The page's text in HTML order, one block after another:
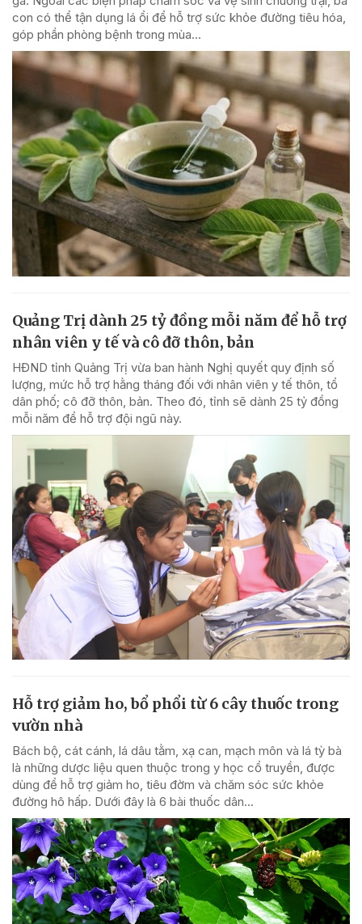
con có thể tận dụng lá ổi để hỗ trợ sức khỏe đường tiêu hóa,
góp phần phòng bệnh trong mùa...
Quảng Trị dành 25 tỷ đồng mỗi năm để hỗ trợ
nhân viên y tế và cô đỡ thôn, bản
HĐND tỉnh Quảng Trị vừa ban hành Nghị quyết quy định số
lượng, mức hỗ trợ hằng tháng đối với nhân viên y tế thôn, tổ
dân phố; cô đỡ thôn, bản. Theo đó, tỉnh sẽ dành 25 tỷ đồng
mỗi năm để hỗ trợ đội ngũ này.
Hỗ trợ giảm ho, bổ phổi từ 6 cây thuốc trong
vườn nhà
Bách bộ, cát cánh, lá dâu tằm, xạ can, mạch môn và lá tỳ bà
là những dược liệu quen thuộc trong y học cổ truyền, được
dùng để hỗ trợ giảm ho, tiêu đờm và chăm sóc sức khỏe
đường hô hấp. Dưới đây là 6 bài thuốc dân...